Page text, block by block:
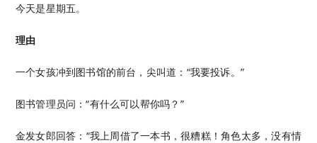
今天是星期五。
理由
一个女孩冲到图书馆的前台，尖叫道：“我要投诉。”
图书管理员问：“有什么可以帮你吗？”
金发女郎回答：“我上周借了一本书，很糟糕！角色太多，没有情